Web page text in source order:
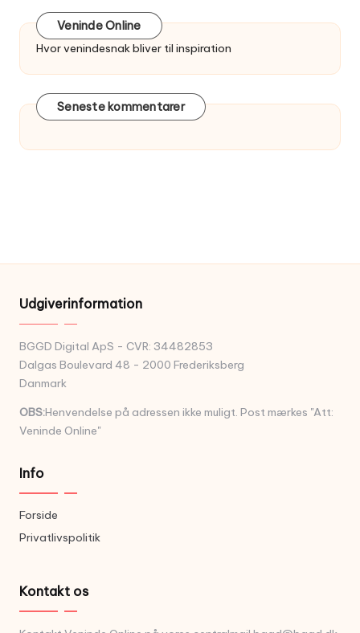
Veninde Online
Hvor venindesnak bliver til inspiration
Seneste kommentarer
Udgiverinformation
BGGD Digital ApS - CVR: 34482853
Dalgas Boulevard 48 - 2000 Frederiksberg
Danmark
OBS:Henvendelse på adressen ikke muligt. Post mærkes "Att:
Veninde Online"
Info
Forside
Privatlivspolitik
Kontakt os